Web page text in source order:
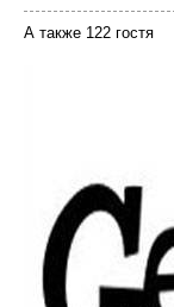
А также 122 гостя